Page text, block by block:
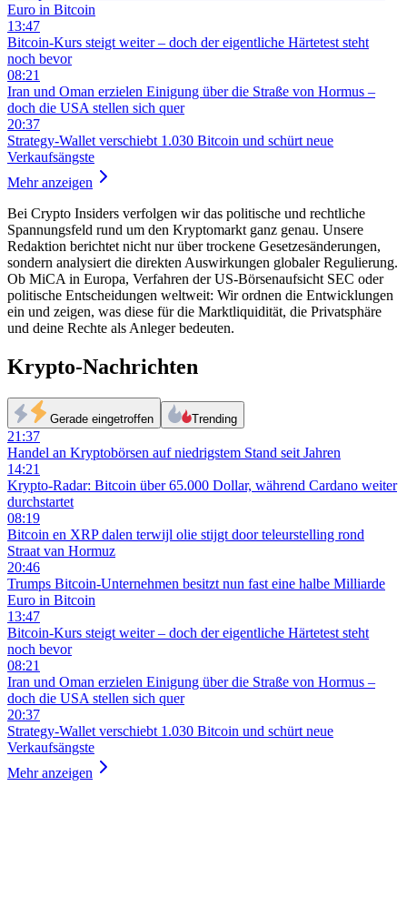
Euro in Bitcoin
13:47
Bitcoin-Kurs steigt weiter – doch der eigentliche Härtetest steht
noch bevor
08:21
Iran und Oman erzielen Einigung über die Straße von Hormus –
doch die USA stellen sich quer
20:37
Strategy-Wallet verschiebt 1.030 Bitcoin und schürt neue
Verkaufsängste
Mehr anzeigen
Bei Crypto Insiders verfolgen wir das politische und rechtliche
Spannungsfeld rund um den Kryptomarkt ganz genau. Unsere
Redaktion berichtet nicht nur über trockene Gesetzesänderungen,
sondern analysiert die direkten Auswirkungen globaler Regulierung.
Ob MiCA in Europa, Verfahren der US-Börsenaufsicht SEC oder
politische Entscheidungen weltweit: Wir ordnen die Entwicklungen
ein und zeigen, was diese für die Marktliquidität, die Privatsphäre
und deine Rechte als Anleger bedeuten.
Krypto-Nachrichten
Gerade eingetroffen Trending
21:37
Handel an Kryptobörsen auf niedrigstem Stand seit Jahren
14:21
Krypto-Radar: Bitcoin über 65.000 Dollar, während Cardano weiter
durchstartet
08:19
Bitcoin en XRP dalen terwijl olie stijgt door teleurstelling rond
Straat van Hormuz
20:46
Trumps Bitcoin-Unternehmen besitzt nun fast eine halbe Milliarde
Euro in Bitcoin
13:47
Bitcoin-Kurs steigt weiter – doch der eigentliche Härtetest steht
noch bevor
08:21
Iran und Oman erzielen Einigung über die Straße von Hormus –
doch die USA stellen sich quer
20:37
Strategy-Wallet verschiebt 1.030 Bitcoin und schürt neue
Verkaufsängste
Mehr anzeigen